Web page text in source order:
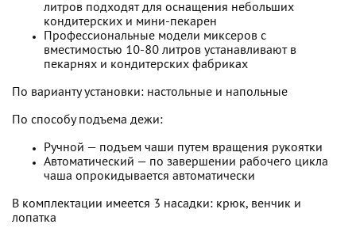
литров подходят для оснащения небольших
кондитерских и мини-пекарен
Профессиональные модели миксеров с
вместимостью 10-80 литров устанавливают в
пекарнях и кондитерских фабриках
По варианту установки: настольные и напольные
По способу подъема дежи:
Ручной — подъем чаши путем вращения рукоятки
Автоматический — по завершении рабочего цикла
чаша опрокидывается автоматически
В комплектации имеется 3 насадки: крюк, венчик и
лопатка